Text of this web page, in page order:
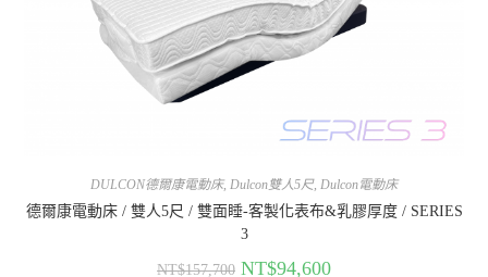
DULCON德爾康電動床, Dulcon雙人5尺, Dulcon電動床
德爾康電動床 / 雙人5尺 / 雙面睡-客製化表布&乳膠厚度 / SERIES
3
NT$157,700 NT$94,600